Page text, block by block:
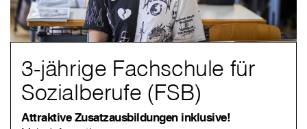
3-jährige Fachschule für
Sozialberufe (FSB)
Attraktive Zusatzausbildungen inklusive!